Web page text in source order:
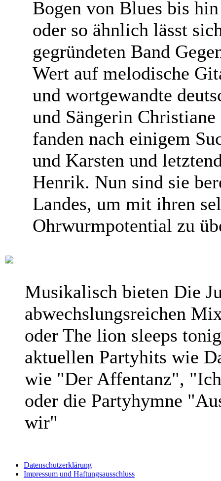
Bogen von Blues bis
oder so ähnlich lässt
gegründeten Band
Wert auf melodische
und wortgewandte
und Sängerin
fanden nach einigem
und Karsten und
Henrik. Nun sind sie
Landes, um mit ihren
Ohrwurmpotential zu
Musikalisch bieten Die
abwechslungsreichen
oder The lion sleeps
aktuellen Partyhits wie
wie "Der Affentanz",
oder die Partyhymne
wir"
Datenschutzerklärung
Impressum und Haftungsausschluss